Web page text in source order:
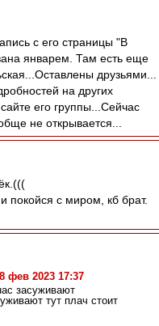
с его страницы "В
январем. Там есть еще
друзьями...
на других
его группы...Сейчас
не открывается...
покойся с миром, кб брат.
фев 2023 17:37
засуживают
тут плач стоит